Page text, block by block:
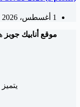
1 أغسطس، 2026
موقع أنابيك جوبز